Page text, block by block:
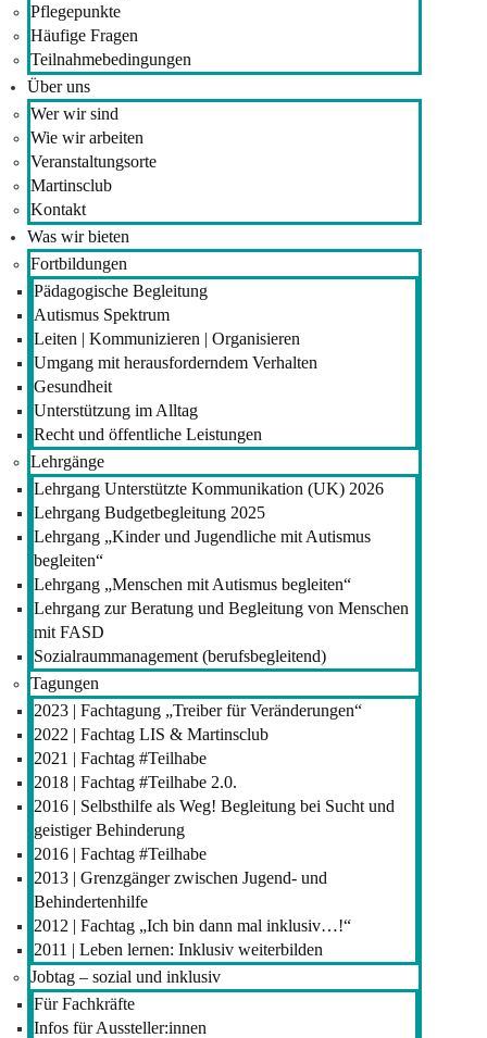
Pflegepunkte
Häufige Fragen
Teilnahmebedingungen
Über uns
Wer wir sind
Wie wir arbeiten
Veranstaltungsorte
Martinsclub
Kontakt
Was wir bieten
Fortbildungen
Pädagogische Begleitung
Autismus Spektrum
Leiten | Kommunizieren | Organisieren
Umgang mit herausforderndem Verhalten
Gesundheit
Unterstützung im Alltag
Recht und öffentliche Leistungen
Lehrgänge
Lehrgang Unterstützte Kommunikation (UK) 2026
Lehrgang Budgetbegleitung 2025
Lehrgang „Kinder und Jugendliche mit Autismus
begleiten“
Lehrgang „Menschen mit Autismus begleiten“
Lehrgang zur Beratung und Begleitung von Menschen
mit FASD
Sozialraummanagement (berufsbegleitend)
Tagungen
2023 | Fachtagung „Treiber für Veränderungen“
2022 | Fachtag LIS & Martinsclub
2021 | Fachtag #Teilhabe
2018 | Fachtag #Teilhabe 2.0.
2016 | Selbsthilfe als Weg! Begleitung bei Sucht und
geistiger Behinderung
2016 | Fachtag #Teilhabe
2013 | Grenzgänger zwischen Jugend- und
Behindertenhilfe
2012 | Fachtag „Ich bin dann mal inklusiv…!“
2011 | Leben lernen: Inklusiv weiterbilden
Jobtag – sozial und inklusiv
Für Fachkräfte
Infos für Aussteller:innen